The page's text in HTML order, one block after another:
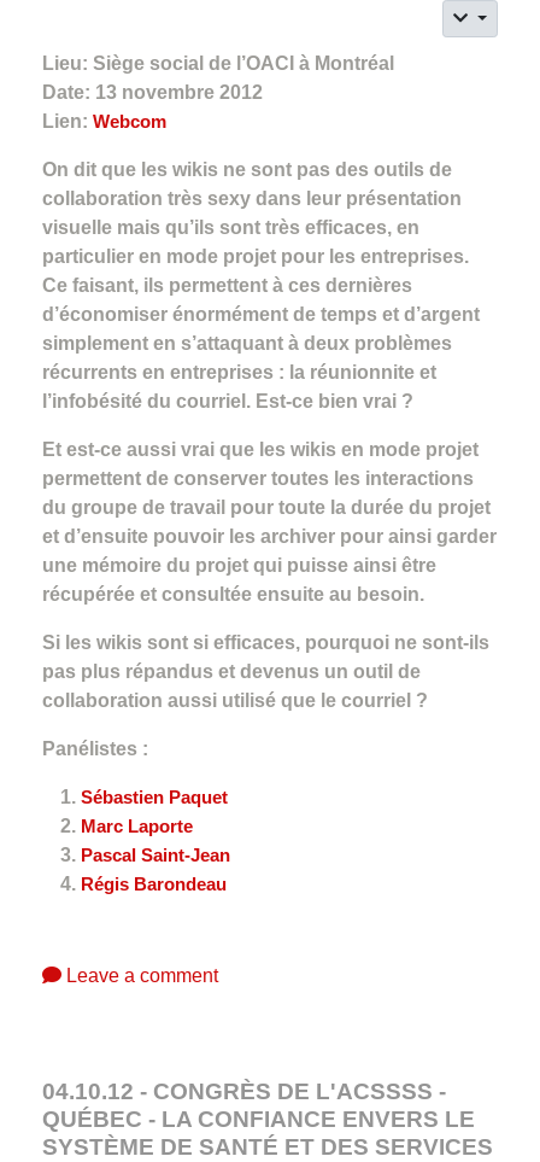
Lieu: Siège social de l’OACI à Montréal
Date: 13 novembre 2012
Lien: Webcom
On dit que les wikis ne sont pas des outils de
collaboration très sexy dans leur présentation
visuelle mais qu’ils sont très efficaces, en
particulier en mode projet pour les entreprises.
Ce faisant, ils permettent à ces dernières
d’économiser énormément de temps et d’argent
simplement en s’attaquant à deux problèmes
récurrents en entreprises : la réunionnite et
l’infobésité du courriel. Est-ce bien vrai ?
Et est-ce aussi vrai que les wikis en mode projet
permettent de conserver toutes les interactions
du groupe de travail pour toute la durée du projet
et d’ensuite pouvoir les archiver pour ainsi garder
une mémoire du projet qui puisse ainsi être
récupérée et consultée ensuite au besoin.
Si les wikis sont si efficaces, pourquoi ne sont-ils
pas plus répandus et devenus un outil de
collaboration aussi utilisé que le courriel ?
Panélistes :
Sébastien Paquet
Marc Laporte
Pascal Saint-Jean
Régis Barondeau
Leave a comment
04.10.12 - CONGRÈS DE L'ACSSSS -
QUÉBEC - LA CONFIANCE ENVERS LE
SYSTÈME DE SANTÉ ET DES SERVICES